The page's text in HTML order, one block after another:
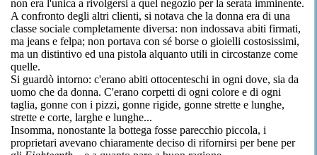
non era l'unica a rivolgersi a quel negozio per la serata imminente.
A confronto degli altri clienti, si notava che la donna era di una
classe sociale completamente diversa: non indossava abiti firmati,
ma jeans e felpa; non portava con sé borse o gioielli costosissimi,
ma un distintivo ed una pistola alquanto utili in circostanze come
quelle.
Si guardò intorno: c'erano abiti ottocenteschi in ogni dove, sia da
uomo che da donna. C'erano corpetti di ogni colore e di ogni
taglia, gonne con i pizzi, gonne rigide, gonne strette e lunghe,
strette e corte, larghe e lunghe...
Insomma, nonostante la bottega fosse parecchio piccola, i
proprietari avevano chiaramente deciso di rifornirsi per bene per